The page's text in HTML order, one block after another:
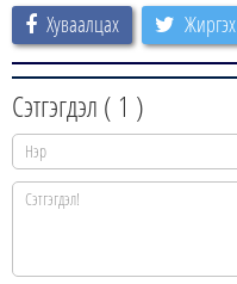
Хуваалцах Жиргэх
Сэтгэгдэл ( 1 )